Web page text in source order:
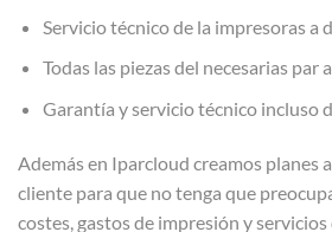
Servicio técnico de la impresoras a
Todas las piezas del necesarias par
Garantía y servicio técnico incluso
Además en Iparcloud creamos planes
cliente para que no tenga que
costes, gastos de impresión y servicios